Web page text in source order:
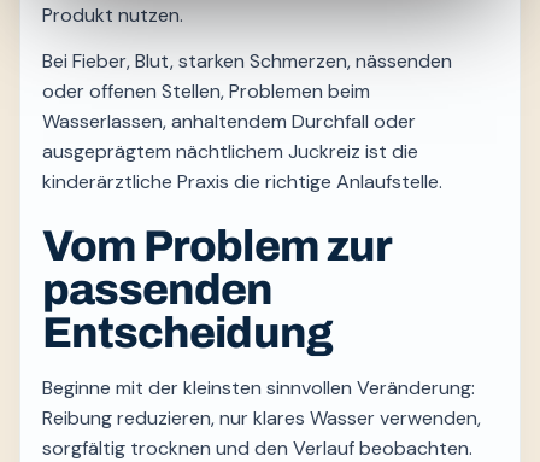
Produkt nutzen.
Bei Fieber, Blut, starken Schmerzen, nässenden
oder offenen Stellen, Problemen beim
Wasserlassen, anhaltendem Durchfall oder
ausgeprägtem nächtlichem Juckreiz ist die
kinderärztliche Praxis die richtige Anlaufstelle.
Vom Problem zur
passenden
Entscheidung
Beginne mit der kleinsten sinnvollen Veränderung:
Reibung reduzieren, nur klares Wasser verwenden,
sorgfältig trocknen und den Verlauf beobachten.